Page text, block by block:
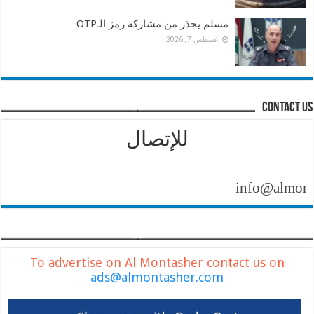
مسلم يحذر من مشاركة رمز الـOTP
أغسطس 7, 2026
contact us
للإتصال
To advertise on Al Montasher contact us on
ads@almontasher.com